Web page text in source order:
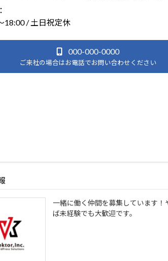
18:00 / 土日祝定休
000-000-0000
ご来社の場合はお電話でお問い合わせください
一緒に働く仲間を募集しています！
ば未経験でも大歓迎です。